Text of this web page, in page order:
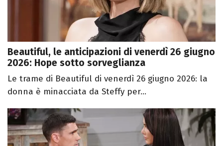
Beautiful, le anticipazioni di venerdì 26 giugno
2026: Hope sotto sorveglianza
Le trame di Beautiful di venerdì 26 giugno 2026: la
donna è minacciata da Steffy per...